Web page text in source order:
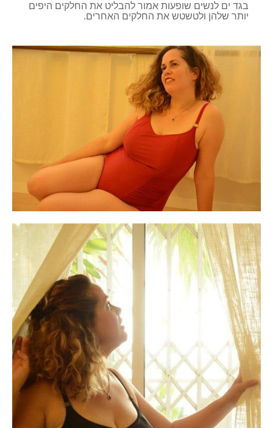
בגד ים לנשים שופעות אמור להבליט את החלקים היפים
יותר שלהן ולטשטש את החלקים האחרים.